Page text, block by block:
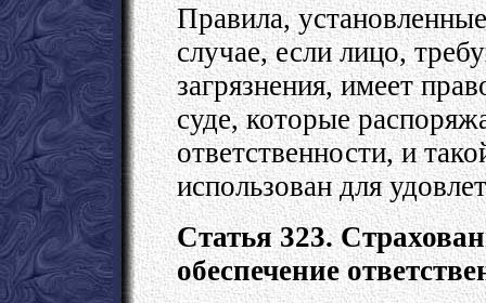
Правила,
случае, если лицо,
загрязнения, имеет
суде, которые
ответственности, и
использован для
Статья 323.
обеспечение